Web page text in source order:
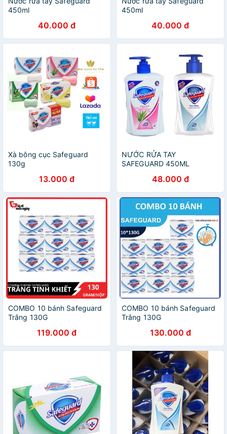
450ml
40.000 đ
450ml
40.000 đ
Xà bông cục Safeguard
130g
13.000 đ
NƯỚC RỬA TAY
SAFEGUARD 450ML
48.000 đ
COMBO 10 bánh Safeguard
Trắng 130G
119.000 đ
COMBO 10 bánh Safeguard
Trắng 130G
130.000 đ